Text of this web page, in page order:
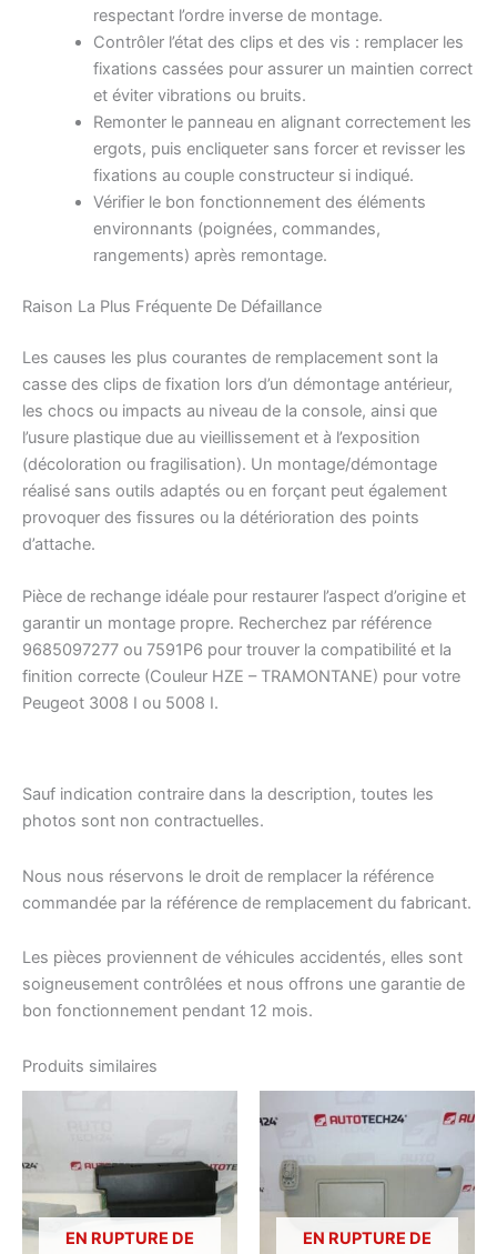
respectant l’ordre inverse de montage.
Contrôler l’état des clips et des vis : remplacer les
fixations cassées pour assurer un maintien correct
et éviter vibrations ou bruits.
Remonter le panneau en alignant correctement les
ergots, puis encliqueter sans forcer et revisser les
fixations au couple constructeur si indiqué.
Vérifier le bon fonctionnement des éléments
environnants (poignées, commandes,
rangements) après remontage.
Raison La Plus Fréquente De Défaillance
Les causes les plus courantes de remplacement sont la
casse des clips de fixation lors d’un démontage antérieur,
les chocs ou impacts au niveau de la console, ainsi que
l’usure plastique due au vieillissement et à l’exposition
(décoloration ou fragilisation). Un montage/démontage
réalisé sans outils adaptés ou en forçant peut également
provoquer des fissures ou la détérioration des points
d’attache.
Pièce de rechange idéale pour restaurer l’aspect d’origine et
garantir un montage propre. Recherchez par référence
9685097277 ou 7591P6 pour trouver la compatibilité et la
finition correcte (Couleur HZE – TRAMONTANE) pour votre
Peugeot 3008 I ou 5008 I.
Sauf indication contraire dans la description, toutes les
photos sont non contractuelles.
Nous nous réservons le droit de remplacer la référence
commandée par la référence de remplacement du fabricant.
Les pièces proviennent de véhicules accidentés, elles sont
soigneusement contrôlées et nous offrons une garantie de
bon fonctionnement pendant 12 mois.
Produits similaires
EN RUPTURE DE
EN RUPTURE DE